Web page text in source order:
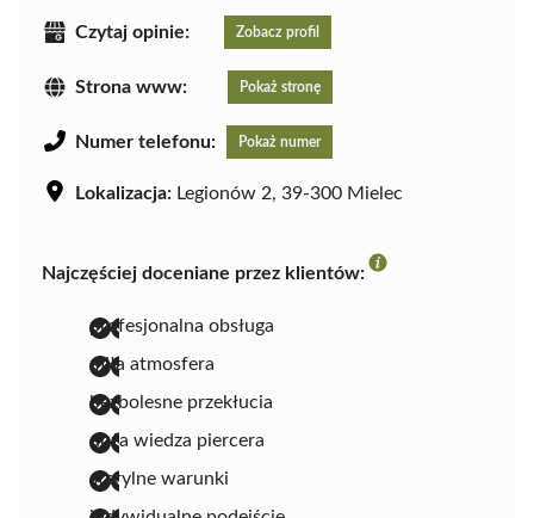
Czytaj opinie: Zobacz profil
Strona www: Pokaż stronę
Numer telefonu: Pokaż numer
Lokalizacja: Legionów 2, 39-300 Mielec
Najczęściej doceniane przez klientów:
profesjonalna obsługa
miła atmosfera
bezbolesne przekłucia
duża wiedza piercera
sterylne warunki